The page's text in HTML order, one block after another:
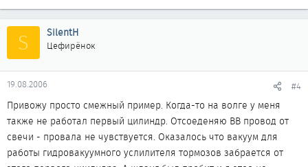
S SilentH
Цефирёнок
19.08.2006 #4
Привожу просто смежный пример. Когда-то на волге у меня
также не работал первый цилиндр. Отсоеденяю ВВ провод от
свечи - провала не чувствуется. Оказалось что вакуум для
работы гидровакуумного услилителя тормозов забрается от